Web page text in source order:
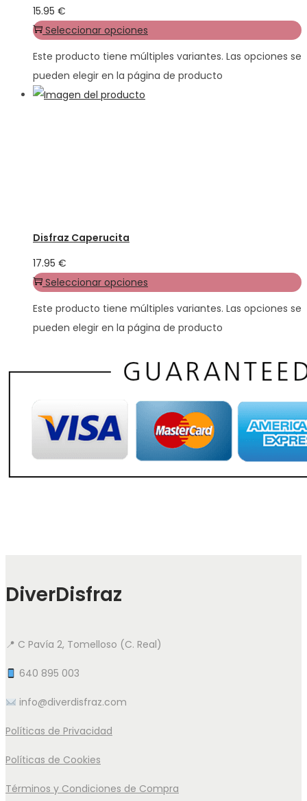
15.95 €
Seleccionar opciones
Este producto tiene múltiples variantes. Las opciones se
pueden elegir en la página de producto
Disfraz Caperucita
17.95 €
Seleccionar opciones
Este producto tiene múltiples variantes. Las opciones se
pueden elegir en la página de producto
DiverDisfraz
📍 C Pavía 2, Tomelloso (C. Real)
640 895 003
info@diverdisfraz.com
Políticas de Privacidad
Políticas de Cookies
Términos y Condiciones de Compra